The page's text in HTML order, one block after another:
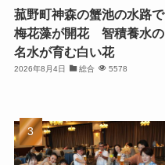
菰野町神森の蟹池の水路で
梅花藻が開花 智積養水の
名水が育む白い花
2026年8月4日 総合 5578